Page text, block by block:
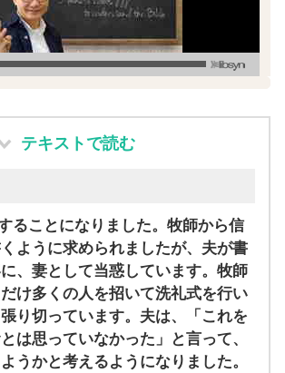
テキストで読む
ることになりました。牧師から信
ように求められましたが、夫が書
、妻として当惑しています。牧師
け多くの人を招いて洗礼式を行い
り切っています。夫は、「これを
は思っていなかった」と言って、
うかと考えるようになりました。